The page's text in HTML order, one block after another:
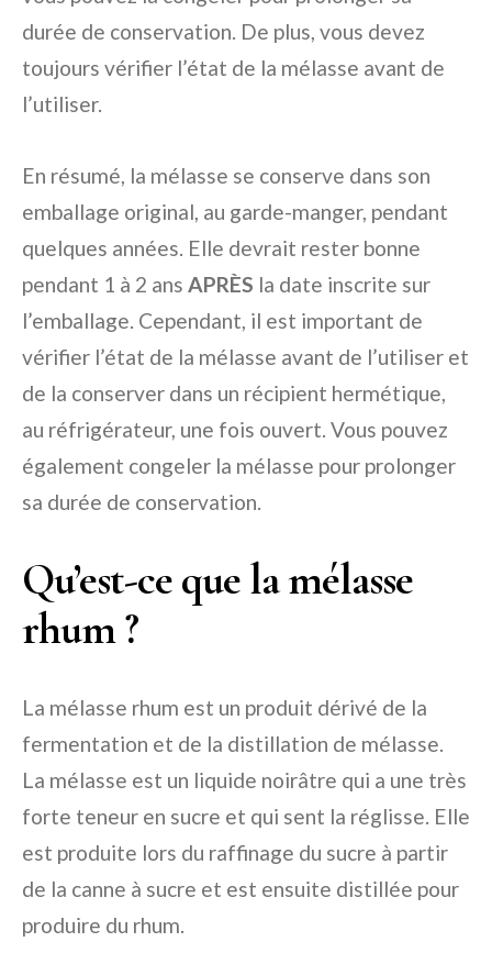
durée de conservation. De plus, vous devez
toujours vérifier l’état de la mélasse avant de
l’utiliser.
En résumé, la mélasse se conserve dans son
emballage original, au garde-manger, pendant
quelques années. Elle devrait rester bonne
pendant 1 à 2 ans APRÈS la date inscrite sur
l’emballage. Cependant, il est important de
vérifier l’état de la mélasse avant de l’utiliser et
de la conserver dans un récipient hermétique,
au réfrigérateur, une fois ouvert. Vous pouvez
également congeler la mélasse pour prolonger
sa durée de conservation.
Qu’est-ce que la mélasse
rhum ?
La mélasse rhum est un produit dérivé de la
fermentation et de la distillation de mélasse.
La mélasse est un liquide noirâtre qui a une très
forte teneur en sucre et qui sent la réglisse. Elle
est produite lors du raffinage du sucre à partir
de la canne à sucre et est ensuite distillée pour
produire du rhum.